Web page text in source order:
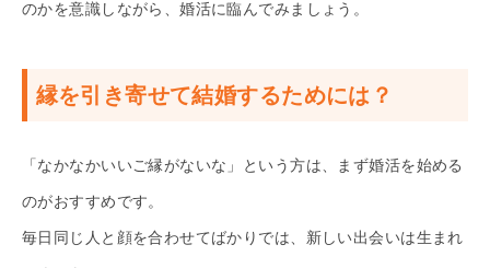
のかを意識しながら、婚活に臨んでみましょう。
縁を引き寄せて結婚するためには？
「なかなかいいご縁がないな」という方は、まず婚活を始める
のがおすすめです。
毎日同じ人と顔を合わせてばかりでは、新しい出会いは生まれ